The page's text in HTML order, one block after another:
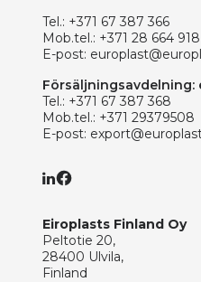
Tel.: +371 67 387 366
Mob.tel.: +371 28 664 918
E-post:
Försäljningsavdelning:
Tel.: +371 67 387 368
Mob.tel.: +371 29379508
E-post:
Eiroplasts Finland Oy
Peltotie 20,
28400 Ulvila,
Finland